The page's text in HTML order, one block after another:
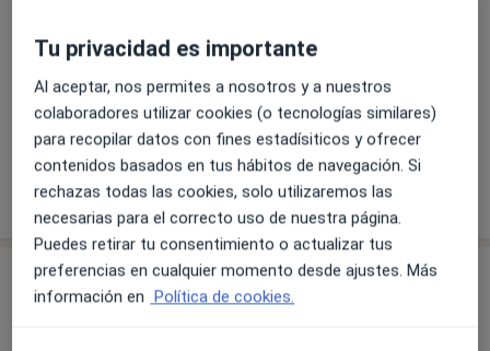
Clínica Fivasa
Primera visita Medicina General Precio sin especificar
Pedir una cita
Tu privacidad es importante
Al aceptar, nos permites a nosotros y a nuestros
colaboradores utilizar cookies (o tecnologías similares)
para recopilar datos con fines estadísiticos y ofrecer
contenidos basados en tus hábitos de navegación. Si
rechazas todas las cookies, solo utilizaremos las
necesarias para el correcto uso de nuestra página.
Puedes retirar tu consentimiento o actualizar tus
preferencias en cualquier momento desde ajustes. Más
información en Política de cookies.